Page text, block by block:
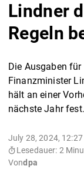
Lindner
Regeln
Die Ausgaben
Finanzminister
hält an einer
nächste Jahr fest.
July 28, 2024, 12:27
Lesedauer: 2
Vondpa